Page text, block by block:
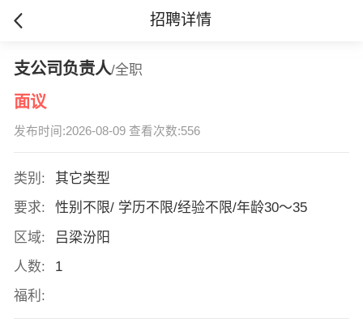
招聘详情
支公司负责人/全职
面议
发布时间:2026-08-09 查看次数:556
类别:
其它类型
要求:
性别不限/ 学历不限/经验不限/年龄30～35
区域:
吕梁汾阳
人数:
1
福利: